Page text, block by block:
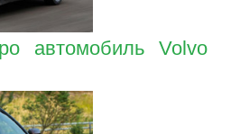
автомобиль Volvo